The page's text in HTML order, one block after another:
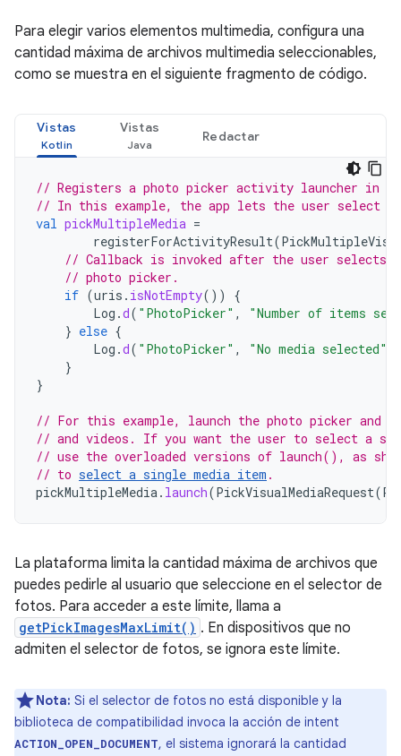
Para elegir varios elementos multimedia, configura una
cantidad máxima de archivos multimedia seleccionables,
como se muestra en el siguiente fragmento de código.
Vistas Vistas
Redactar
// Registers a photo picker activity launcher in
// In this example, the app lets the user select
val pickMultipleMedia =
registerForActivityResult(
// Callback is invoked after the user selects
// photo picker.
if (uris . isNotEmpty())
{
Log .d( "PhotoPicker" ,
"Number of items
} else {
Log .d( "PhotoPicker" , "No media selected"
}
}
// For this example, launch the photo picker and
// and videos. If you want the user to select a
// use the overloaded versions of launch(), as
// to select a single media item .
pickMultipleMedia. launch(PickVisualMediaRequest(
La plataforma limita la cantidad máxima de archivos que
puedes pedirle al usuario que seleccione en el selector de
fotos. Para acceder a este límite, llama a
getPickImagesMaxLimit() . En dispositivos que no
admiten el selector de fotos, se ignora este límite.
Nota: Si el selector de fotos no está disponible y la
biblioteca de compatibilidad invoca la acción de intent
ACTION_OPEN_DOCUMENT, el sistema ignorará la cantidad